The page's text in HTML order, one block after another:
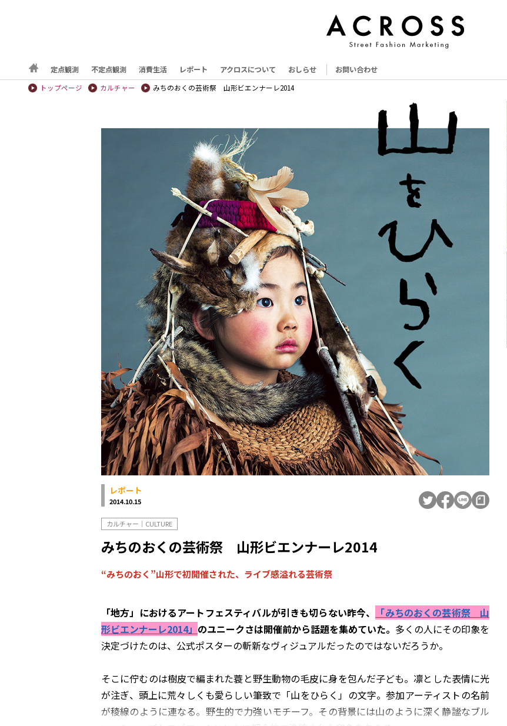
定点観測 不定点観測 消費生活 レポート アクロスについて おしらせ お問い合わせ
トップページ カルチャー みちのおくの芸術祭 山形ビエンナーレ2014
レポート
2014.10.15
カルチャー｜CULTURE
みちのおくの芸術祭 山形ビエンナーレ2014
“みちのおく”山形で初開催された、ライブ感溢れる芸術祭
「地方」におけるアートフェスティバルが引きも切らない昨今、
「みちのおくの芸術祭 山
形ビエンナーレ2014」 のユニークさは開催前から話題を集めていた。 多くの人にその印象を
決定づけたのは、公式ポスターの斬新なヴィジュアルだったのではないだろうか。
そこに佇むのは樹皮で編まれた蓑と野生動物の毛皮に身を包んだ子ども。凛とした表情に光
が注ぎ、頭上に荒々しくも愛らしい筆致で「山をひらく」の文字。参加アーティストの名前
が稜線のように連なる。野生的で力強いモチーフ。その背景には山のように深く静謐なブル